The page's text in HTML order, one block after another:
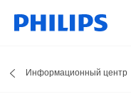
Информационный центр